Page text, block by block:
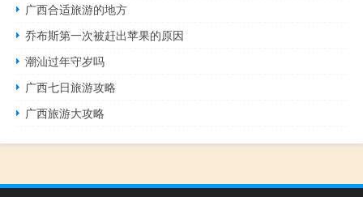
广西合适旅游的地方
乔布斯第一次被赶出苹果的原因
潮汕过年守岁吗
广西七日旅游攻略
广西旅游大攻略